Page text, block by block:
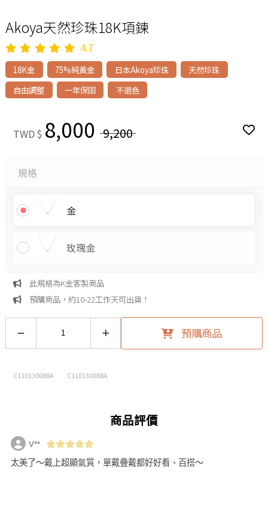
Akoya天然珍珠18K項鍊
4.7
18K金 75%純黃金 日本Akoya珍珠
天然珍珠
自由調整
一年保固 不退色
TWD $ 8,000 9,200
規格
金
玫瑰金
此規格為K金客製商品
預購商品，約10-22工作天可出貨！
預購商品
C110130088A C110130088A
商品評價
V**
太美了～戴上超顯氣質，單戴疊戴都好好看、百搭～